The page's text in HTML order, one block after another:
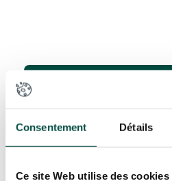
Consentement Détails
Ce site Web utilise des cookies
2